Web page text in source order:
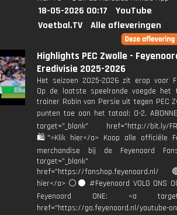
18-05-2026 00:17
YouTube
Voetbal.TV
Alle afleveringen
Highlights PEC Zwolle -
Eredivisie 2025-2026
Het seizoen 2025-2026 zit erop voor
Op de laatste speelronde voegde het
trainer Robin van Persie uit tegen PEC
punten toe aan het totaal: 0-2.
target="_blank" href="http://bit.ly/
🛍">Klik hier</a> Koop alle officiële
merchandise bij de Feyenoord
target="_blank"
href="https://
hier</a> ⚪️⚫ #Feyenoord VOLG ONS
Feyenoord ONE: <a
href="https://go.feyenoord.nl/youtube-